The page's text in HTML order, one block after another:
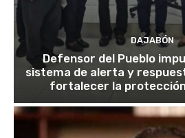
DAJABÓN
Defensor del Pueblo
sistema de alerta y
fortalecer la